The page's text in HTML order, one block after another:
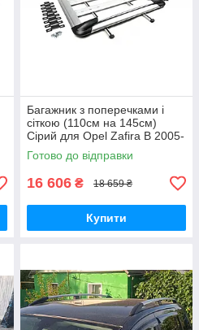
Багажник з поперечками і
сіткою (110см на 145см)
Сірий для Opel Zafira B 2005-
2011 рр
Готово до відправки
16 606 ₴ 18 659 ₴
Купити